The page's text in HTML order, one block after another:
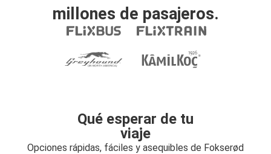
millones de pasajeros.
Qué esperar de tu
viaje
Opciones rápidas, fáciles y asequibles de Fokserød